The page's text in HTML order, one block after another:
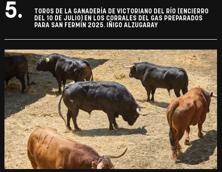
5.
TOROS DE LA GANADERÍA DE VICTORIANO DEL RÍO (ENCIERRO
DEL 10 DE JULIO) EN LOS CORRALES DEL GAS PREPARADOS
PARA SAN FERMÍN 2025. IÑIGO ALZUGARAY